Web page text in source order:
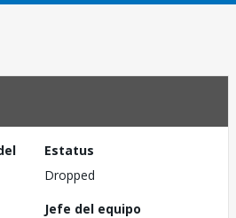
Estatus
Dropped
Jefe del equipo